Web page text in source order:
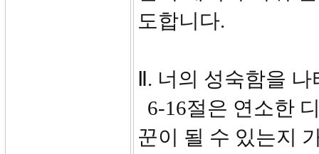
도합니다.
Ⅱ. 너의 성숙함을
6-16절은 연소한
꾼이 될 수 있는지